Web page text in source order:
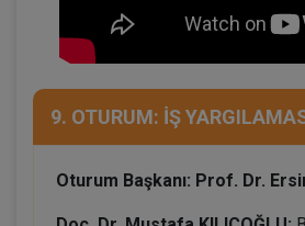
9. OTURUM: İŞ
Oturum Başkanı: Prof. Dr.